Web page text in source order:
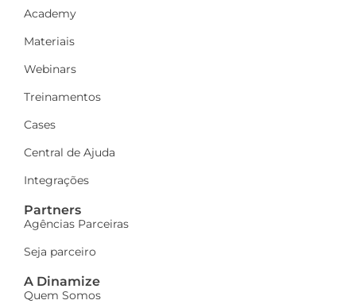
Academy
Materiais
Webinars
Treinamentos
Cases
Central de Ajuda
Integrações
Partners
Agências Parceiras
Seja parceiro
A Dinamize
Quem Somos